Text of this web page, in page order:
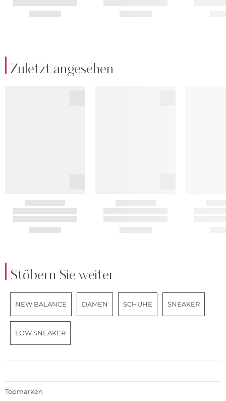
Zuletzt angesehen
Stöbern Sie weiter
NEW BALANCE DAMEN SCHUHE SNEAKER
LOW SNEAKER
Topmarken